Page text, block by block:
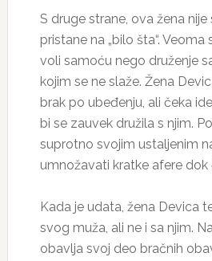
S druge strane, ova žena
pristane na „bilo šta“. Veoma
voli samoću nego druženje
kojim se ne slaže. Žena
brak po ubeđenju, ali čeka
bi se zauvek družila s njim.
suprotno svojim ustaljenim
umnožavati kratke afere dok
Kada je udata, žena Devica
svog muža, ali ne i sa njim.
obavlja svoj deo bračnih